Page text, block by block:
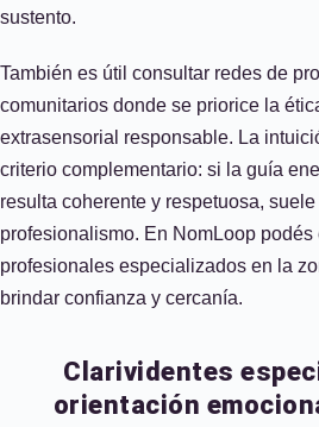
sustento.
También es útil consultar redes de
comunitarios donde se priorice la
extrasensorial responsable. La
criterio complementario: si la guía
resulta coherente y respetuosa,
profesionalismo. En NomLoop
profesionales especializados en la
brindar confianza y cercanía.
Clarividentes
orientación